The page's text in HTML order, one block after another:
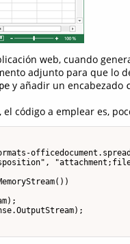
web, cuando
adjunto para que lo
y añadir un encabezado
el código a emplear es,